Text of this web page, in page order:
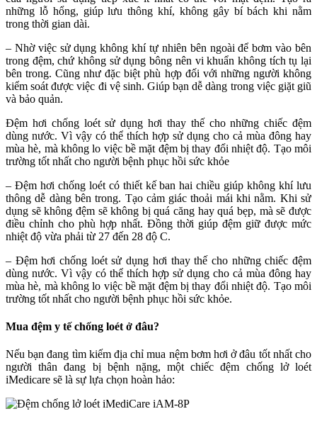
những lỗ hổng, giúp lưu thông khí, không gây bí bách khi nằm
trong thời gian dài.
– Nhờ việc sử dụng không khí tự nhiên bên ngoài để bơm vào bên
trong đệm, chứ không sử dụng bông nên vi khuẩn không tích tụ lại
bên trong. Cũng như đặc biệt phù hợp đối với những người không
kiểm soát được việc đi vệ sinh. Giúp bạn dễ dàng trong việc giặt giũ
và bảo quản.
Đệm hơi chống loét sử dụng hơi thay thế cho những chiếc đệm
dùng nước. Vì vậy có thể thích hợp sử dụng cho cả mùa đông hay
mùa hè, mà không lo việc bề mặt đệm bị thay đổi nhiệt độ. Tạo môi
trường tốt nhất cho người bệnh phục hồi sức khỏe
– Đệm hơi chống loét có thiết kế ban hai chiều giúp không khí lưu
thông dễ dàng bên trong. Tạo cảm giác thoải mái khi nằm. Khi sử
dụng sẽ không đệm sẽ không bị quá căng hay quá bẹp, mà sẽ được
điều chỉnh cho phù hợp nhất. Đồng thời giúp đệm giữ được mức
nhiệt độ vừa phải từ 27 đến 28 độ C.
– Đệm hơi chống loét sử dụng hơi thay thế cho những chiếc đệm
dùng nước. Vì vậy có thể thích hợp sử dụng cho cả mùa đông hay
mùa hè, mà không lo việc bề mặt đệm bị thay đổi nhiệt độ. Tạo môi
trường tốt nhất cho người bệnh phục hồi sức khỏe.
Mua đệm y tế chống loét ở đâu?
Nếu bạn đang tìm kiếm địa chỉ mua nệm bơm hơi ở đâu tốt nhất cho
người thân đang bị bệnh nặng, một chiếc đệm chống lở loét
iMedicare sẽ là sự lựa chọn hoàn hảo: